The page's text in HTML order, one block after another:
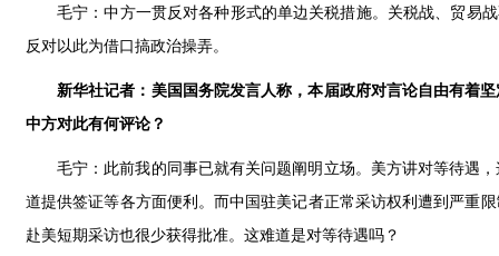
毛宁：中方一贯反对各种形式的单边关税措施。关税战、贸易
反对以此为借口搞政治操弄。
新华社记者：美国国务院发言人称，本届政府对言论自由有着
中方对此有何评论？
毛宁：此前我的同事已就有关问题阐明立场。美方讲对等待遇
道提供签证等各方面便利。而中国驻美记者正常采访权利遭到严重
赴美短期采访也很少获得批准。这难道是对等待遇吗？